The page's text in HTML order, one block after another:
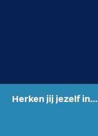
Herken jij jezelf in...